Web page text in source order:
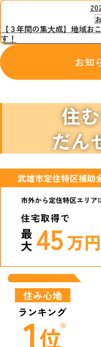
【３年間の集大成】地域
す！
お知
住む
だん